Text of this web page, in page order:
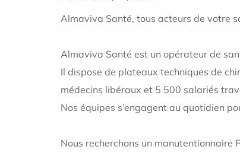
Almaviva Santé, tous acteurs de votre
Almaviva Santé est un opérateur de
Il dispose de plateaux techniques de
médecins libéraux et 5 500 salariés
Nos équipes s’engagent au quotidien
Nous recherchons un manutentionnaire